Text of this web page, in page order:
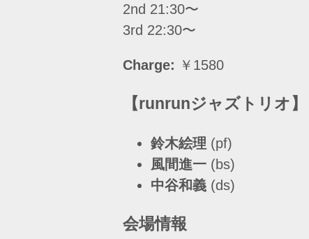
2nd 21:30〜
3rd 22:30〜
Charge: ￥1580
【runrunジャズトリオ】
鈴木絵理 (pf)
風間進一 (bs)
中谷和義 (ds)
会場情報